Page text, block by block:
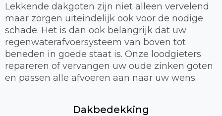
Lekkende dakgoten zijn niet alleen vervelend
maar zorgen uiteindelijk ook voor de nodige
schade. Het is dan ook belangrijk dat uw
regenwaterafvoersysteem van boven tot
beneden in goede staat is. Onze loodgieters
repareren of vervangen uw oude zinken goten
en passen alle afvoeren aan naar uw wens.
Dakbedekking